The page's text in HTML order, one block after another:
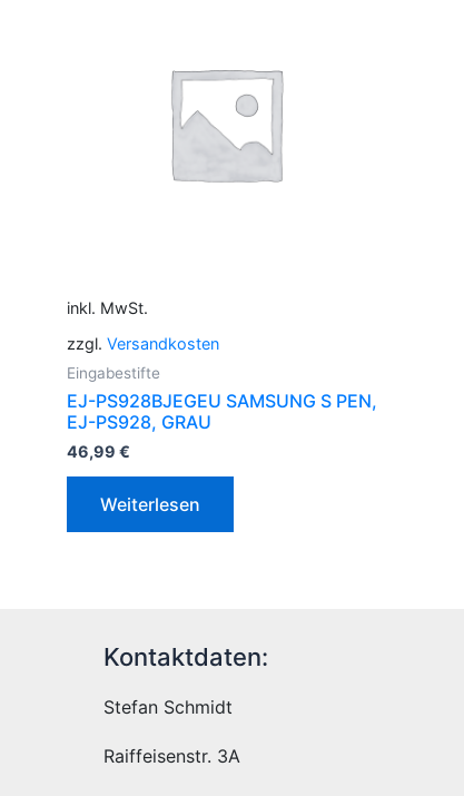
inkl. MwSt.
zzgl. Versandkosten
Eingabestifte
EJ-PS928BJEGEU SAMSUNG S PEN,
EJ-PS928, GRAU
46,99 €
Weiterlesen
Kontaktdaten:
Stefan Schmidt
Raiffeisenstr. 3A